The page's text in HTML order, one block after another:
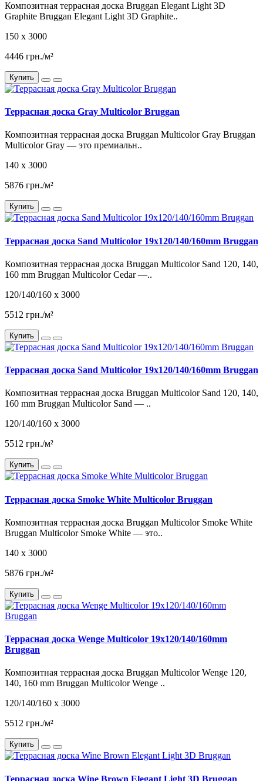
Композитная террасная доска Bruggan Elegant Light 3D
Graphite Bruggan Elegant Light 3D Graphite..
150 x 3000
4446 грн./м²
Купить
Террасная доска Gray Multicolor Bruggan
Композитная террасная доска Bruggan Multicolor Gray Bruggan
Multicolor Gray — это премиальн..
140 x 3000
5876 грн./м²
Купить
Террасная доска Sand Multicolor 19x120/140/160mm Bruggan
Композитная террасная доска Bruggan Multicolor Sand 120, 140,
160 mm Bruggan Multicolor Cedar —..
120/140/160 x 3000
5512 грн./м²
Купить
Террасная доска Sand Multicolor 19x120/140/160mm Bruggan
Композитная террасная доска Bruggan Multicolor Sand 120, 140,
160 mm Bruggan Multicolor Sand — ..
120/140/160 x 3000
5512 грн./м²
Купить
Террасная доска Smoke White Multicolor Bruggan
Композитная террасная доска Bruggan Multicolor Smoke White
Bruggan Multicolor Smoke White — это..
140 x 3000
5876 грн./м²
Купить
Террасная доска Wenge Multicolor 19x120/140/160mm
Bruggan
Композитная террасная доска Bruggan Multicolor Wenge 120,
140, 160 mm Bruggan Multicolor Wenge ..
120/140/160 x 3000
5512 грн./м²
Купить
Террасная доска Wine Brown Elegant Light 3D Bruggan